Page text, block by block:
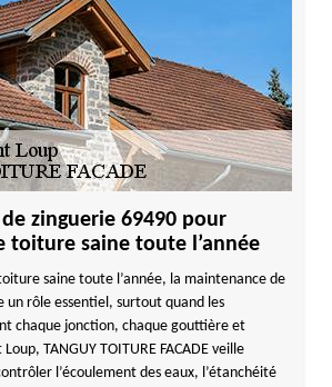
zinguerie 69490 pour
toiture saine toute l’année
saine toute l’année, la maintenance de
un rôle essentiel, surtout quand les
chaque jonction, chaque gouttière et
TANGUY TOITURE FACADE veille
l’écoulement des eaux, l’étanchéité